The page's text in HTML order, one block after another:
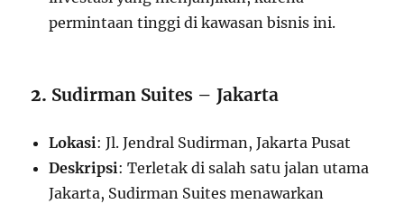
permintaan tinggi di kawasan bisnis ini.
2. Sudirman Suites – Jakarta
Lokasi: Jl. Jendral Sudirman, Jakarta Pusat
Deskripsi: Terletak di salah satu jalan utama
Jakarta, Sudirman Suites menawarkan